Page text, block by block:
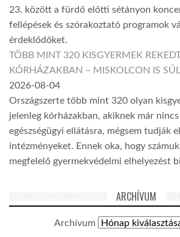
23. között a fürdő előtti sétányon
fellépések és szórakoztató programok
érdeklődőket.
TÖBB MINT 320 KISGYERMEK
KÓRHÁZAKBAN – MISKOLCON IS
2026-08-04
Országszerte több mint 320 olyan
jelenleg kórházakban, akiknek már
egészségügyi ellátásra, mégsem tudják
intézményeket. Ennek oka, hogy
megfelelő gyermekvédelmi elhelyezést
ARCHÍVUM
Archívum